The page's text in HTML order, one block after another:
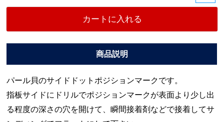
カートに入れる
パール貝のサイドドットポジションマークです。
指板サイドにドリルでポジションマークが表面より少し出
る程度の深さの穴を開けて、瞬間接着剤などで接着してサ